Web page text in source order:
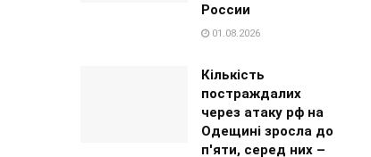
России
01.08.2026
Кількість
постраждалих
через атаку рф на
Одещині зросла до
п'яти, серед них –